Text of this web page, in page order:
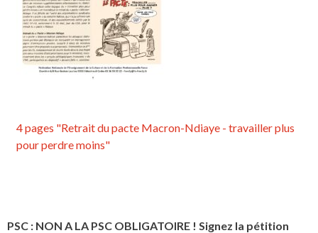
4 pages "Retrait du pacte Macron-Ndiaye - travailler plus
pour perdre moins"
PSC : NON A LA PSC OBLIGATOIRE ! Signez la pétition